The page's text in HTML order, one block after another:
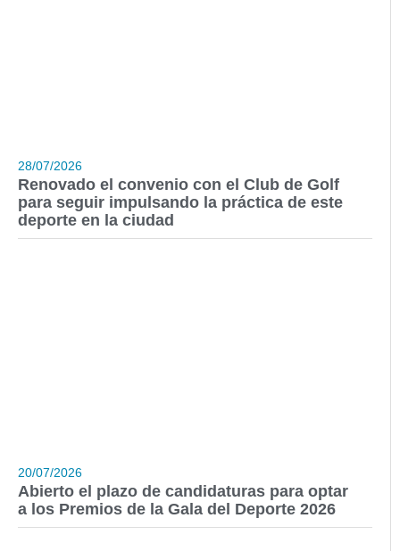
28/07/2026
Renovado el convenio con el Club de Golf
para seguir impulsando la práctica de este
deporte en la ciudad
20/07/2026
Abierto el plazo de candidaturas para optar
a los Premios de la Gala del Deporte 2026